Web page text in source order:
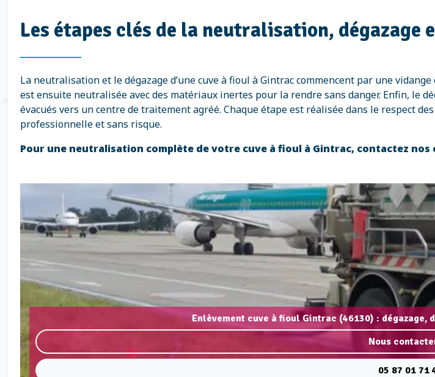
Les étapes clés de la neutralisation, dégazage
La neutralisation et le dégazage d’une cuve à fioul à Gintrac commencent par une
est ensuite neutralisée avec des matériaux inertes pour la rendre sans danger. Enfin, le
évacués vers un centre de traitement agréé. Chaque étape est réalisée dans le respect
professionnelle et sans risque.
Pour une neutralisation complète de votre cuve à fioul à Gintrac, contactez nos
Enlèvement cuve à fioul Gintrac (46130) : dégazage,
Nous
05 87 01 71